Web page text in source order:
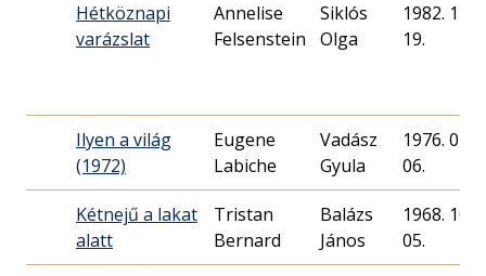
Hétköznapi
varázslat
Annelise
Felsenstein
Siklós
Olga
1982. 12.
19.
Ilyen a világ
(1972)
Eugene
Labiche
Vadász
Gyula
1976. 01.
06.
Kétnejű a lakat
alatt
Tristan
Bernard
Balázs
János
1968. 10.
05.